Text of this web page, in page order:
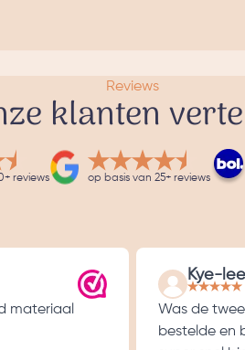
Reviews
klanten
reviews op basis van 25+ reviews
materiaal
Kye-
Was de
bestelde en